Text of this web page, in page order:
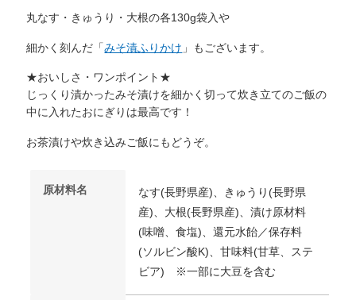
丸なす・きゅうり・大根の各130g袋入や
細かく刻んだ「みそ漬ふりかけ 」もございます。
★おいしさ・ワンポイント★
じっくり漬かったみそ漬けを細かく切って炊き立てのご飯の
中に入れたおにぎりは最高です！
お茶漬けや炊き込みご飯にもどうぞ。
原材料名
なす(長野県産)、きゅうり(長野県
産)、大根(長野県産)、漬け原材料
(味噌、食塩)、還元水飴／保存料
(ソルビン酸K)、甘味料(甘草、ステ
ビア) ※一部に大豆を含む